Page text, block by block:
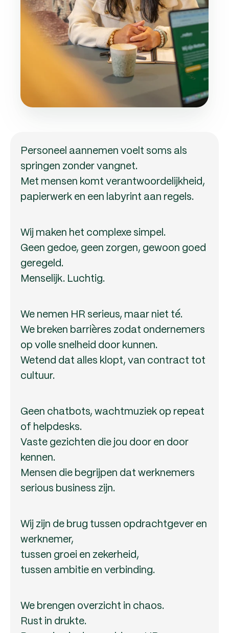
Personeel aannemen voelt soms als
springen zonder vangnet.
Met mensen komt verantwoordelijkheid,
papierwerk en een labyrint aan regels.
Wij maken het complexe simpel.
Geen gedoe, geen zorgen, gewoon goed
geregeld.
Menselijk. Luchtig.
We nemen HR serieus, maar niet té.
We breken barrières zodat ondernemers
op volle snelheid door kunnen.
Wetend dat alles klopt, van contract tot
cultuur.
Geen chatbots, wachtmuziek op repeat
of helpdesks.
Vaste gezichten die jou door en door
kennen.
Mensen die begrijpen dat werknemers
serious business zijn.
Wij zijn de brug tussen opdrachtgever en
werknemer,
tussen groei en zekerheid,
tussen ambitie en verbinding.
We brengen overzicht in chaos.
Rust in drukte.